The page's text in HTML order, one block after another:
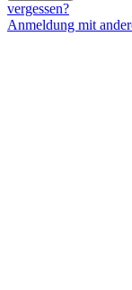
vergessen?
Anmeldung mit